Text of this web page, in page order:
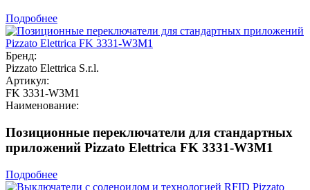
Подробнее
Бренд:
Pizzato Elettrica S.r.l.
Артикул:
FK 3331-W3M1
Наименование:
Позиционные переключатели для стандартных
приложений Pizzato Elettrica FK 3331-W3M1
Подробнее